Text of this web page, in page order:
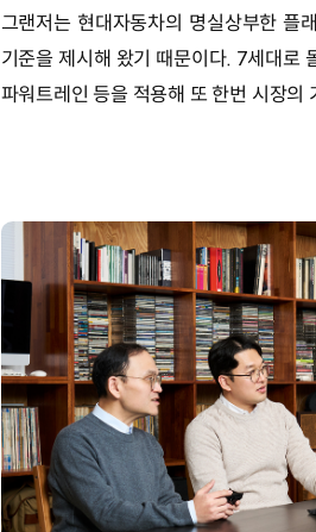
그랜저는 현대자동차의 명실상부한 플
기준을 제시해 왔기 때문이다. 7세대로
파워트레인 등을 적용해 또 한번 시장의